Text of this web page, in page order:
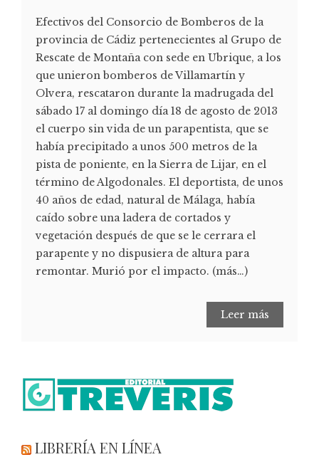
Efectivos del Consorcio de Bomberos de la
provincia de Cádiz pertenecientes al Grupo de
Rescate de Montaña con sede en Ubrique, a los
que unieron bomberos de Villamartín y
Olvera, rescataron durante la madrugada del
sábado 17 al domingo día 18 de agosto de 2013
el cuerpo sin vida de un parapentista, que se
había precipitado a unos 500 metros de la
pista de poniente, en la Sierra de Lijar, en el
término de Algodonales. El deportista, de unos
40 años de edad, natural de Málaga, había
caído sobre una ladera de cortados y
vegetación después de que se le cerrara el
parapente y no dispusiera de altura para
remontar. Murió por el impacto. (más…)
Leer más
LIBRERÍA EN LÍNEA